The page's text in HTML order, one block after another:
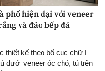
phố hiện đại với veneer
và đảo bếp đá
thiết kế theo bố cục chữ I
dưới veneer óc chó, tủ trên